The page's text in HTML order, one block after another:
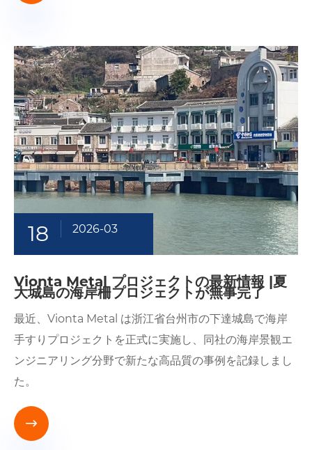
18 2026-03
Vionta Metal プロジェクトの最新情報 |夏
大城島の海岸柵プロジェクトが無事完了
最近、Vionta Metal は浙江省台州市の下達城島で海岸
手すりプロジェクトを正式に実施し、同社の海岸景観エ
ンジニアリング分野で新たな高品質の事例を記録しまし
た。
